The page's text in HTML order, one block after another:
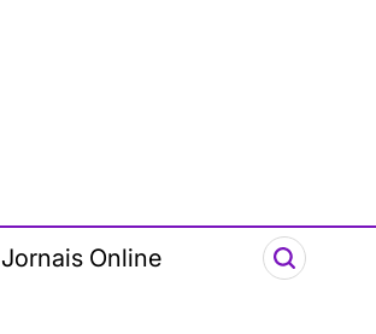
Jornais Online